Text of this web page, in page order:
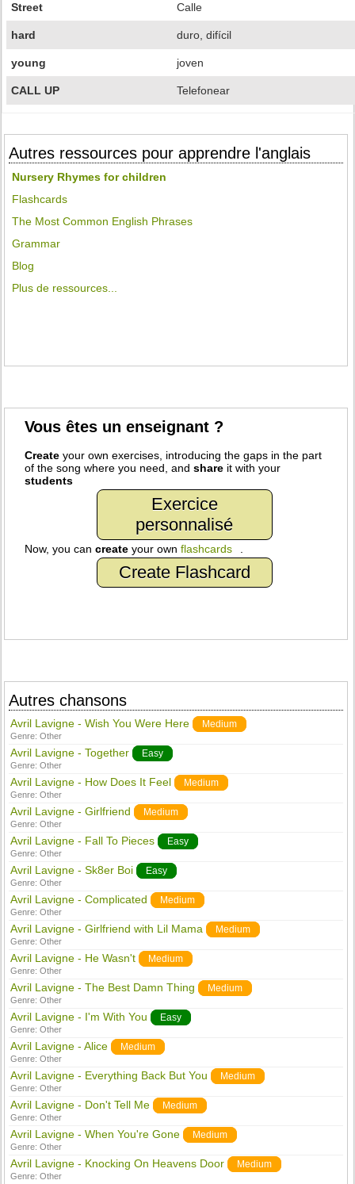
Street Calle
hard duro, difícil
young joven
CALL UP Telefonear
Autres ressources pour apprendre l'anglais
Nursery Rhymes for children
Flashcards
The Most Common English Phrases
Grammar
Blog
Plus de ressources...
Vous êtes un enseignant ?
Create your own exercises, introducing the gaps in the part
of the song where you need, andshare it with your
students
Exercice
personnalisé
Now, you cancreate your ownflashcards
Create Flashcard
Autres chansons
Avril Lavigne - Wish You Were Here Medium
Genre:Other
Avril Lavigne - Together Easy
Genre:Other
Avril Lavigne - How Does It Feel Medium
Genre:Other
Avril Lavigne - Girlfriend Medium
Genre:Other
Avril Lavigne - Fall To Pieces Easy
Genre:Other
Avril Lavigne - Sk8er Boi Easy
Genre:Other
Avril Lavigne - Complicated Medium
Genre:Other
Avril Lavigne - Girlfriend with Lil Mama Medium
Genre:Other
Avril Lavigne - He Wasn't Medium
Genre:Other
Avril Lavigne - The Best Damn Thing Medium
Genre:Other
Avril Lavigne - I'm With You Easy
Genre:Other
Avril Lavigne - Alice Medium
Genre:Other
Avril Lavigne - Everything Back But You Medium
Genre:Other
Avril Lavigne - Don't Tell Me Medium
Genre:Other
Avril Lavigne - When You're Gone Medium
Genre:Other
Avril Lavigne - Knocking On Heavens Door Medium
Genre:Other